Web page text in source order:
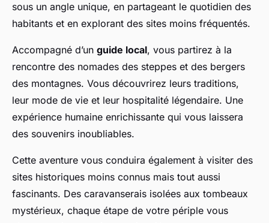
sous un angle unique, en partageant le quotidien des
habitants et en explorant des sites moins fréquentés.
Accompagné d’un guide local, vous partirez à la
rencontre des nomades des steppes et des bergers
des montagnes. Vous découvrirez leurs traditions,
leur mode de vie et leur hospitalité légendaire. Une
expérience humaine enrichissante qui vous laissera
des souvenirs inoubliables.
Cette aventure vous conduira également à visiter des
sites historiques moins connus mais tout aussi
fascinants. Des caravanserais isolées aux tombeaux
mystérieux, chaque étape de votre périple vous